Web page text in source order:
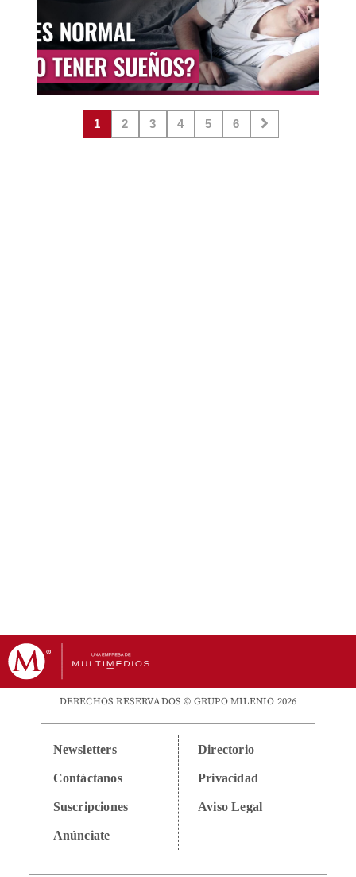
1 2 3 4 5 6
DERECHOS RESERVADOS © GRUPO MILENIO 2026
Newsletters
Contáctanos
Suscripciones
Anúnciate
Directorio
Privacidad
Aviso Legal